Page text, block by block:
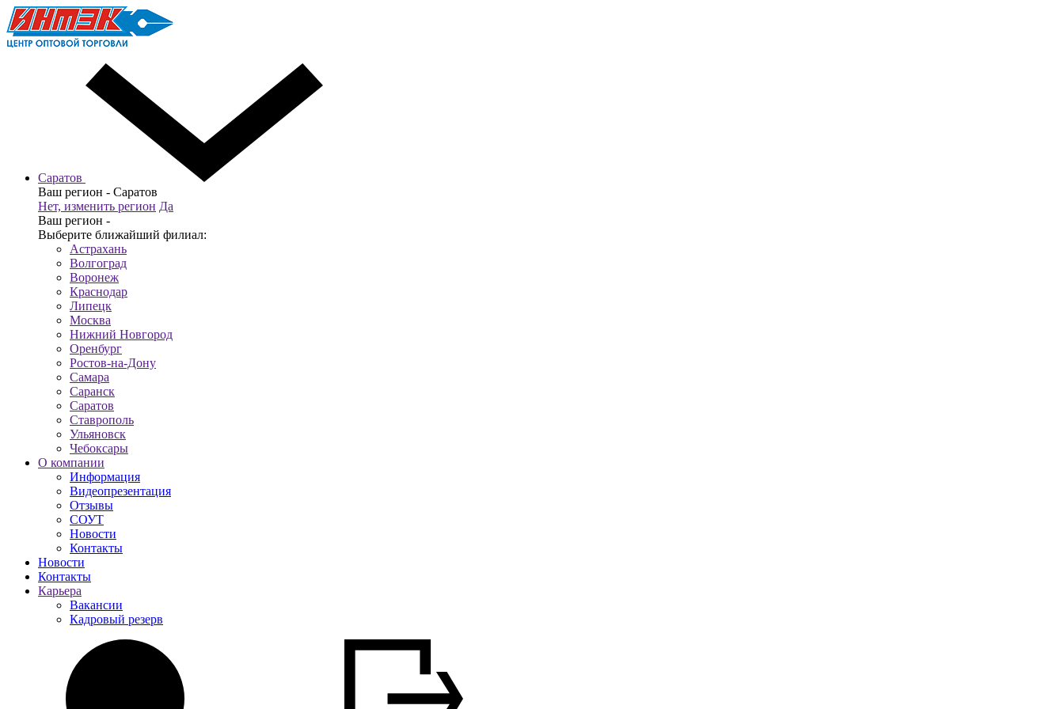
Саратов
Ваш регион - Саратов
Нет, изменить регион Да
Ваш регион -
Выберите ближайший филиал:
Астрахань
Волгоград
Воронеж
Краснодар
Липецк
Москва
Нижний Новгород
Оренбург
Ростов-на-Дону
Самара
Саранск
Саратов
Ставрополь
Ульяновск
Чебоксары
О компании
Информация
Видеопрезентация
Отзывы
СОУТ
Новости
Контакты
Новости
Контакты
Карьера
Вакансии
Кадровый резерв